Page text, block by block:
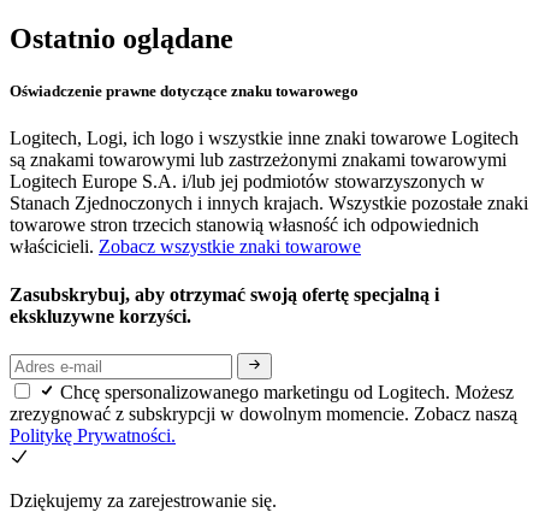
Ostatnio oglądane
Oświadczenie prawne dotyczące znaku towarowego
Logitech, Logi, ich logo i wszystkie inne znaki towarowe Logitech
są znakami towarowymi lub zastrzeżonymi znakami towarowymi
Logitech Europe S.A. i/lub jej podmiotów stowarzyszonych w
Stanach Zjednoczonych i innych krajach. Wszystkie pozostałe znaki
towarowe stron trzecich stanowią własność ich odpowiednich
właścicieli. Zobacz wszystkie znaki towarowe
Zasubskrybuj, aby otrzymać swoją ofertę specjalną i
ekskluzywne korzyści.
Chcę spersonalizowanego marketingu od Logitech. Możesz
zrezygnować z subskrypcji w dowolnym momencie. Zobacz naszą
Politykę Prywatności.
Dziękujemy za zarejestrowanie się.